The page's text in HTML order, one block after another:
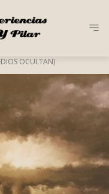
OCULTAN)